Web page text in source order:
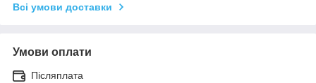
Всі умови доставки
Умови оплати
Післяплата